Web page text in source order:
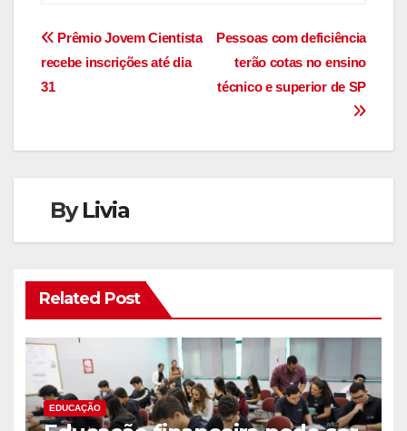
Navegação
de
Pessoas com deficiência
terão cotas no ensino
técnico e superior de SP
Prêmio Jovem Cientista
recebe inscrições até dia
31
ByLivia
Related Post
EDUCAÇÃO